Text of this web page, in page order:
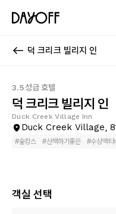
덕 크리크 빌리지 인
3.5성급 호텔
덕 크리크 빌리지 인
Duck Creek Village Inn
Duck Creek Village,
#숲캉스 #산책하기좋은 #수상액티
객실 선택